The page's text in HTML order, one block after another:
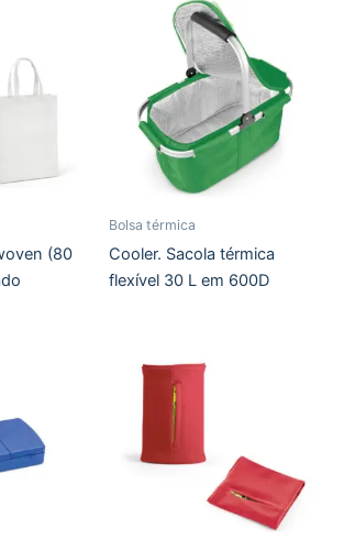
(80
Bolsa térmica
Cooler. Sacola térmica
flexível 30 L em 600D